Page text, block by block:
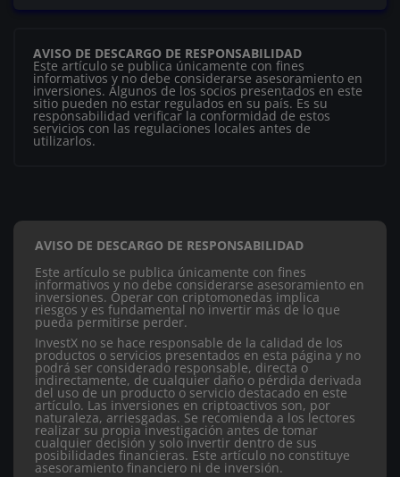
AVISO DE DESCARGO DE RESPONSABILIDAD
Este artículo se publica únicamente con fines
informativos y no debe considerarse asesoramiento en
inversiones. Algunos de los socios presentados en este
sitio pueden no estar regulados en su país. Es su
responsabilidad verificar la conformidad de estos
servicios con las regulaciones locales antes de
utilizarlos.
AVISO DE DESCARGO DE RESPONSABILIDAD
Este artículo se publica únicamente con fines
informativos y no debe considerarse asesoramiento en
inversiones. Operar con criptomonedas implica
riesgos y es fundamental no invertir más de lo que
pueda permitirse perder.
InvestX no se hace responsable de la calidad de los
productos o servicios presentados en esta página y no
podrá ser considerado responsable, directa o
indirectamente, de cualquier daño o pérdida derivada
del uso de un producto o servicio destacado en este
artículo. Las inversiones en criptoactivos son, por
naturaleza, arriesgadas. Se recomienda a los lectores
realizar su propia investigación antes de tomar
cualquier decisión y solo invertir dentro de sus
posibilidades financieras. Este artículo no constituye
asesoramiento financiero ni de inversión.